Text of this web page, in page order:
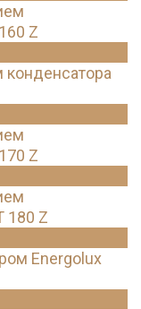
Z
Z
180 Z
Energolux